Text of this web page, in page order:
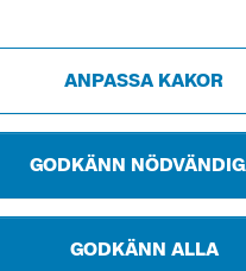
ANPASSA KAKOR
GODKÄNN
GODKÄNN ALLA